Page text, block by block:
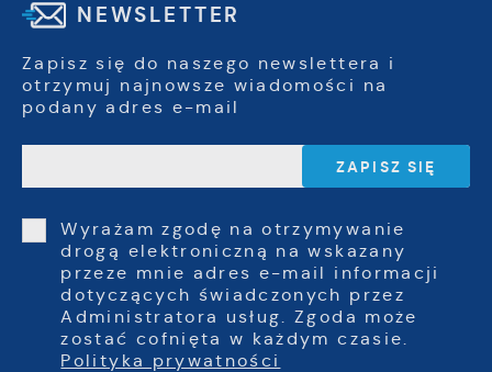
NEWSLETTER
Zapisz się do naszego newslettera i
otrzymuj najnowsze wiadomości na
podany adres e-mail
Wyrażam zgodę na otrzymywanie
drogą elektroniczną na wskazany
przeze mnie adres e-mail informacji
dotyczących świadczonych przez
Administratora usług. Zgoda może
zostać cofnięta w każdym czasie.
Polityka prywatności